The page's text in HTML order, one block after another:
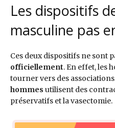
Les dispositifs
masculine pas
Ces deux dispositifs ne sont
officiellement. En effet, les
tourner vers des
hommes utilisent des
préservatifs et la vasectomie.